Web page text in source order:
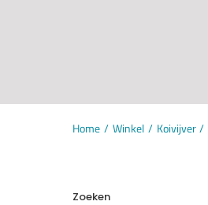
Home Winkel Koivijver
Zoeken